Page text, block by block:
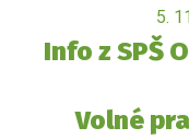
5.
Info z SPŠ
Volné